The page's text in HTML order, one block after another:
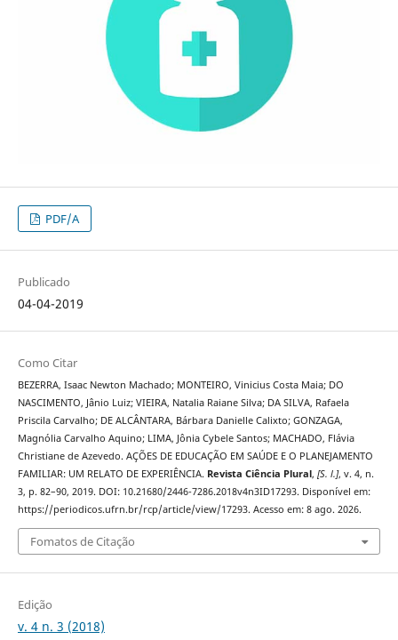
PDF/A
Publicado
04-04-2019
Como Citar
BEZERRA, Isaac Newton Machado; MONTEIRO, Vinicius Costa Maia; DO
NASCIMENTO, Jânio Luiz; VIEIRA, Natalia Raiane Silva; DA SILVA, Rafaela
Priscila Carvalho; DE ALCÂNTARA, Bárbara Danielle Calixto; GONZAGA,
Magnólia Carvalho Aquino; LIMA, Jônia Cybele Santos; MACHADO, Flávia
Christiane de Azevedo. AÇÕES DE EDUCAÇÃO EM SAÚDE E O PLANEJAMENTO
FAMILIAR: UM RELATO DE EXPERIÊNCIA. Revista Ciência Plural, [S. l.], v. 4, n.
3, p. 82–90, 2019. DOI: 10.21680/2446-7286.2018v4n3ID17293. Disponível em:
https://periodicos.ufrn.br/rcp/article/view/17293. Acesso em: 8 ago. 2026.
Fomatos de Citação
Edição
v. 4 n. 3 (2018)